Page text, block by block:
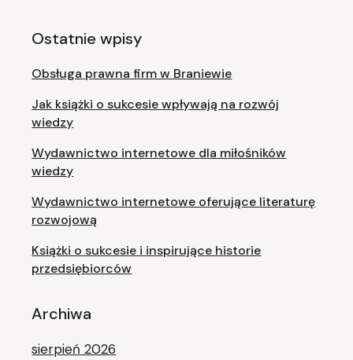
Ostatnie wpisy
Obsługa prawna firm w Braniewie
Jak książki o sukcesie wpływają na rozwój
wiedzy
Wydawnictwo internetowe dla miłośników
wiedzy
Wydawnictwo internetowe oferujące literaturę
rozwojową
Książki o sukcesie i inspirujące historie
przedsiębiorców
Archiwa
sierpień 2026